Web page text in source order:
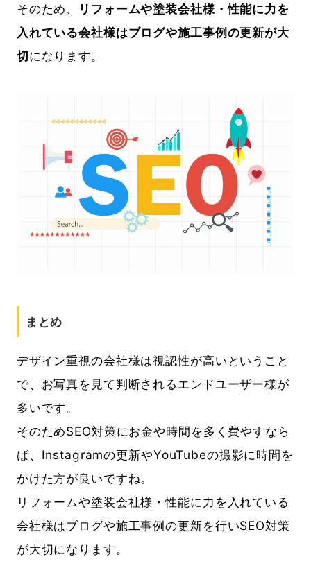
そのため、
リフォームや塗装会社様・性能に力を
入れている会社様はブログや施工事例の更新が大
切になります。
まとめ
デザイン重視の会社様は視認性が高いということ
で、お写真を見て判断されるエンドユーザー様が
多いです。
そのためSEO対策にお金や時間を多く費やすなら
ば、Instagramの更新やYouTubeの撮影に時間を
かけた方が良いですね。
リフォームや塗装会社様・性能に力を入れている
会社様はブログや施工事例の更新を行いSEO対策
が大切になります。